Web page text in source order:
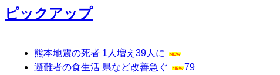
ピックアップ
熊本地震の死者 1人増え39人に
避難者の食生活 県など改善急ぐ
79